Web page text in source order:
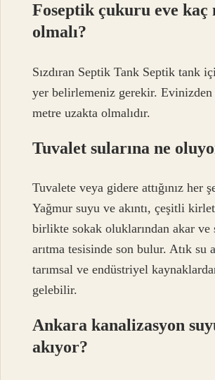
Foseptik çukuru eve kaç
olmalı?
Sızdıran Septik Tank Septik tank
yer belirlemeniz gerekir. Evinizden
metre uzakta olmalıdır.
Tuvalet sularına ne
Tuvalete veya gidere attığınız her
Yağmur suyu ve akıntı, çeşitli
birlikte sokak oluklarından akar ve
arıtma tesisinde son bulur. Atık su
tarımsal ve endüstriyel
gelebilir.
Ankara kanalizasyon
akıyor?